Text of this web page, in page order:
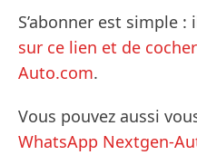
S’abonner est simple
sur ce lien et de
Auto.com.
Vous pouvez aussi
WhatsApp Nextgen-